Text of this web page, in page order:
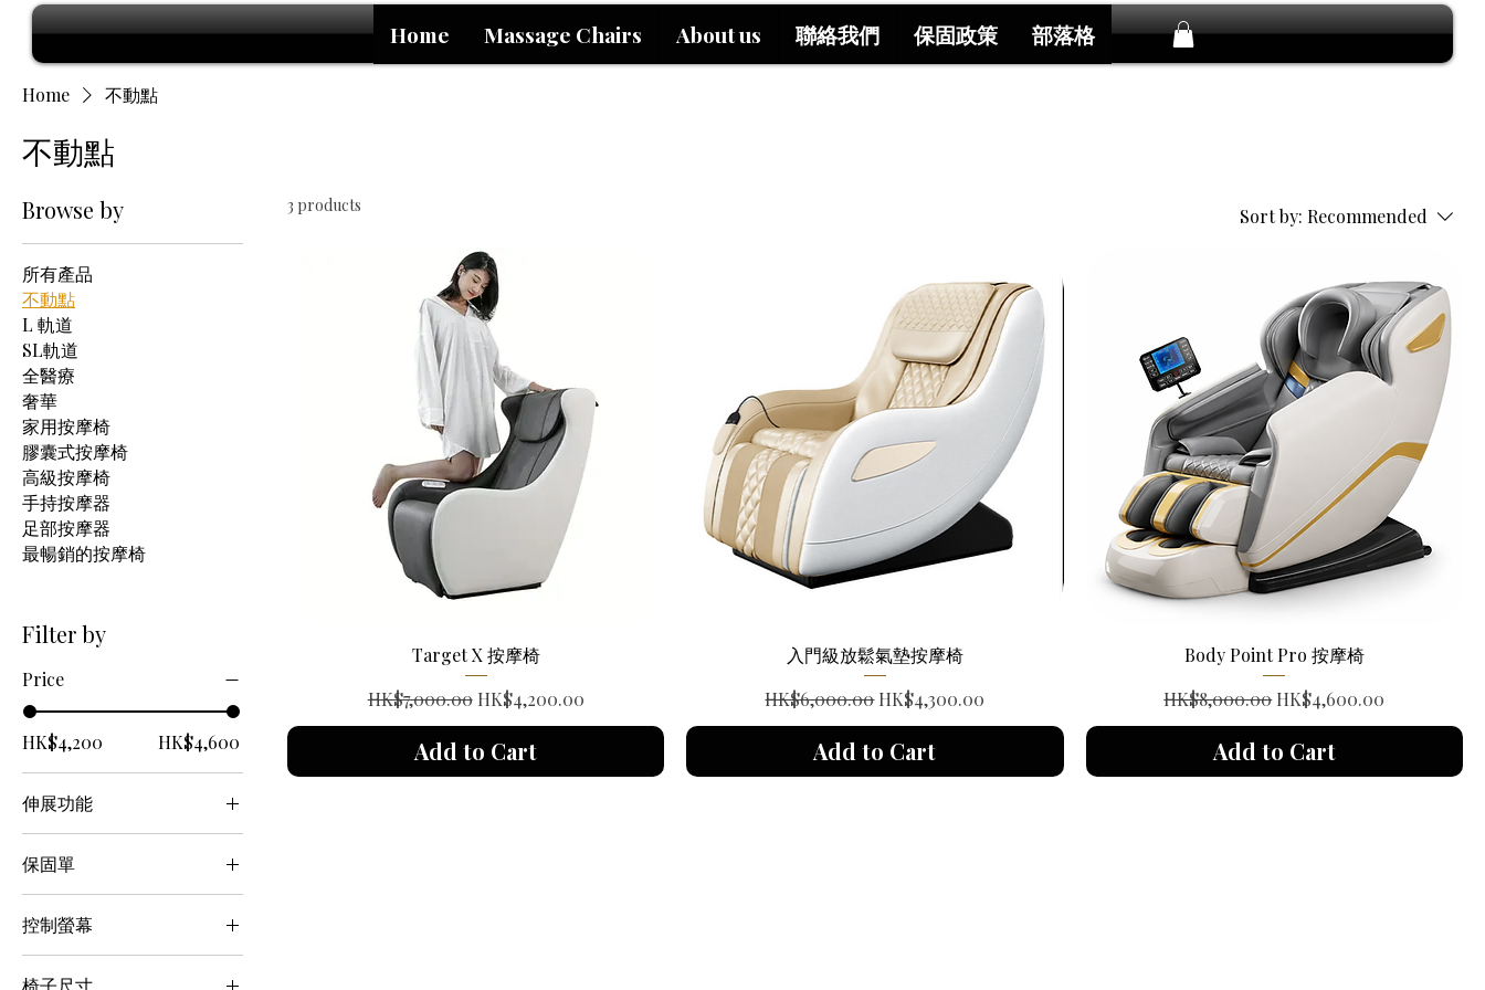
Home Massage Chairs About us 聯絡我們 保固政策 部落格
Home 不動點
不動點
Browse by
所有產品
不動點
L 軌道
SL軌道
全醫療
奢華
家用按摩椅
膠囊式按摩椅
高級按摩椅
手持按摩器
足部按摩器
最暢銷的按摩椅
Filter by
Price
HK$4,200 HK$4,600
伸展功能
不
伸展 伸展
保固單
一年保固
控制螢幕
LCD觸控螢幕
椅子尺寸
3 products Sort by: Recommended
Target X 按摩椅
Regular Price
HK$7,000.00 Sale Price
HK$4,200.00
Add to Cart
入門級放鬆氣墊按摩椅
Regular Price
HK$6,000.00 Sale Price
HK$4,300.00
Add to Cart
Body Point Pro 按摩椅
Regular Price
HK$8,000.00 Sale Price
HK$4,600.00
Add to Cart